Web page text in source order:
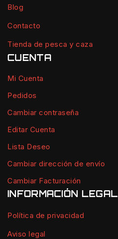
Blog
Contacto
Tienda de pesca y caza
CUENTA
Mi Cuenta
Pedidos
Cambiar contraseña
Editar Cuenta
Lista Deseo
Cambiar dirección de envío
Cambiar Facturación
INFORMACIÓN LEGAL
Política de privacidad
Aviso legal